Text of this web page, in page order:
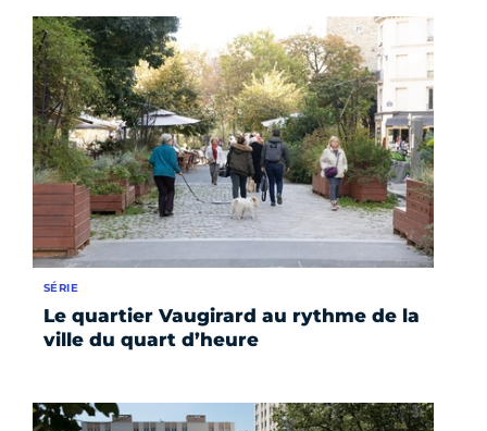
Le quartier Vaugirard au rythme de la
ville du quart d’heure
SÉRIE